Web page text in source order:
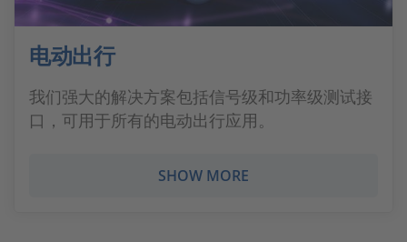
电动出行
我们强大的解决方案包括信号级和功率级测试接
口，可用于所有的电动出行应用。
SHOW MORE